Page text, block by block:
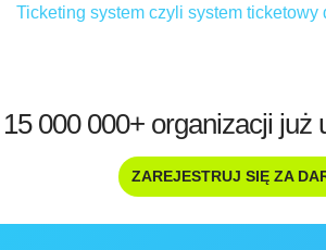
Ticketing system czyli system ticketowy
15 000 000+ organizacji już
ZAREJESTRUJ SIĘ ZA